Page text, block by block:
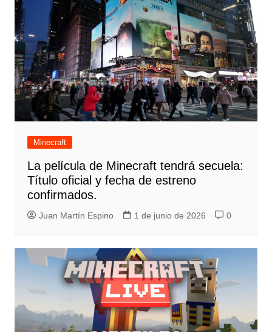
Minecraft
La película de Minecraft tendrá secuela:
Título oficial y fecha de estreno
confirmados.
Juan Martín Espino 1 de junio de 2026 0